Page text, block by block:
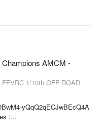
AMCM -
FFVRC 1/10th OFF ROAD
yQqQ2qECJwBEcQ4A
:...